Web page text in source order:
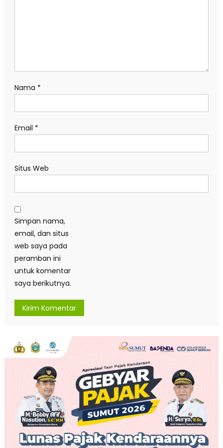
Nama *
Email *
Situs Web
Simpan nama,
email, dan situs
web saya pada
peramban ini
untuk komentar
saya berikutnya.